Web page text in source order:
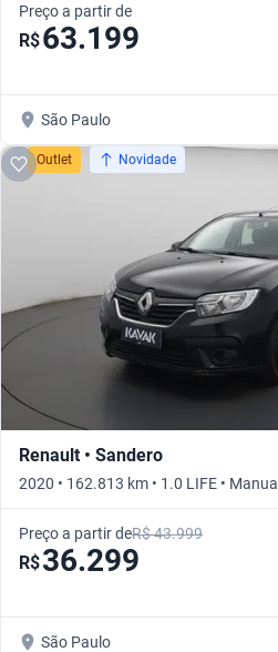
Preço a partir de
R$63.199
São Paulo
Outlet Novidade
Renault • Sandero
2020 • 162.813 km • 1.0 LIFE • Manual
Preço a partir deR$ 43.999
R$36.299
São Paulo